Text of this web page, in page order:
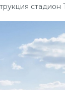
стадион